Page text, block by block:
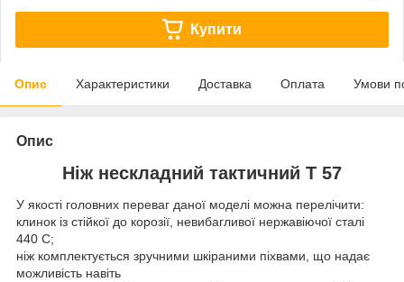
Купити
Опис Характеристики Доставка Оплата Умови
Опис
Ніж нескладний тактичний Т 57
У якості головних переваг даної моделі можна перелічити:
клинок із стійкої до корозії, невибагливої нержавіючої сталі
440 C;
ніж комплектується зручними шкіраними піхвами, що надає
можливість навіть